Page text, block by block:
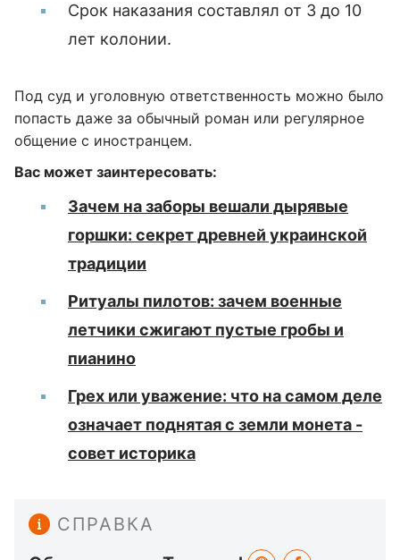
Срок наказания составлял от 3 до 10
лет колонии.
Под суд и уголовную ответственность можно было
попасть даже за обычный роман или регулярное
общение с иностранцем.
Вас может заинтересовать:
Зачем на заборы вешали дырявые
горшки: секрет древней украинской
традиции
Ритуалы пилотов: зачем военные
летчики сжигают пустые гробы и
пианино
Грех или уважение: что на самом деле
означает поднятая с земли монета -
совет историка
СПРАВКА